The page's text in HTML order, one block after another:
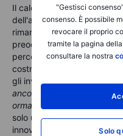
"Gestisci
consenso. È possibile
revocare il proprio
tramite la pagina
consultare la nostra
Solo
Il calo delle azioni di Tesla
dell'azienda che le
rimanga leader nel settore
preoccupazioni per il
percezione del marchio e
costringendo gli investitori
gli investitori, la decisione
ancora nella visione a
ormai
troppo
solo un'azione EV, ma un
innovazione e